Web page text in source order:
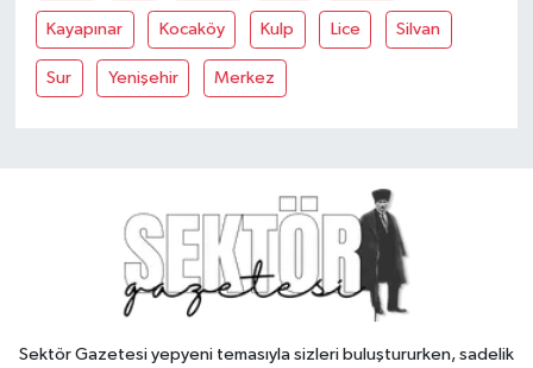
Kayapınar Kocaköy Kulp Lice Silvan
Sur Yenişehir Merkez
Sektör Gazetesi yepyeni temasıyla sizleri buluştururken, sadelik